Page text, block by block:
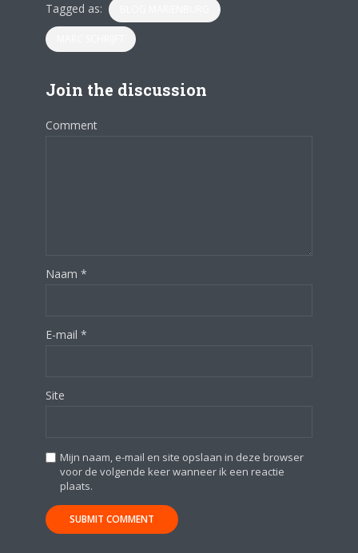
Tagged as:
Join the discussion
Comment
Naam *
E-mail *
Site
Mijn naam, e-mail en site opslaan in deze browser
voor de volgende keer wanneer ik een reactie
plaats.